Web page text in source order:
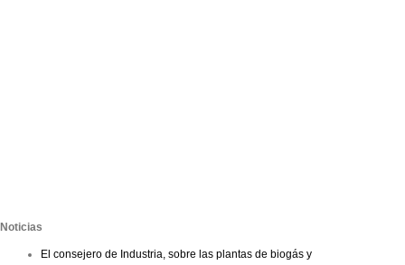
Noticias
El consejero de Industria, sobre las plantas de biogás y